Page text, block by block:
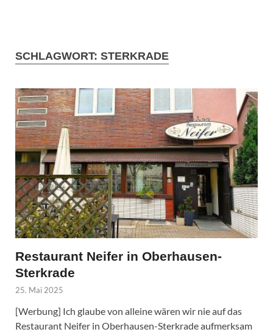
SCHLAGWORT: STERKRADE
Restaurant Neifer in Oberhausen-
Sterkrade
25. Mai 2025
[Werbung] Ich glaube von alleine wären wir nie auf das
Restaurant Neifer in Oberhausen-Sterkrade aufmerksam